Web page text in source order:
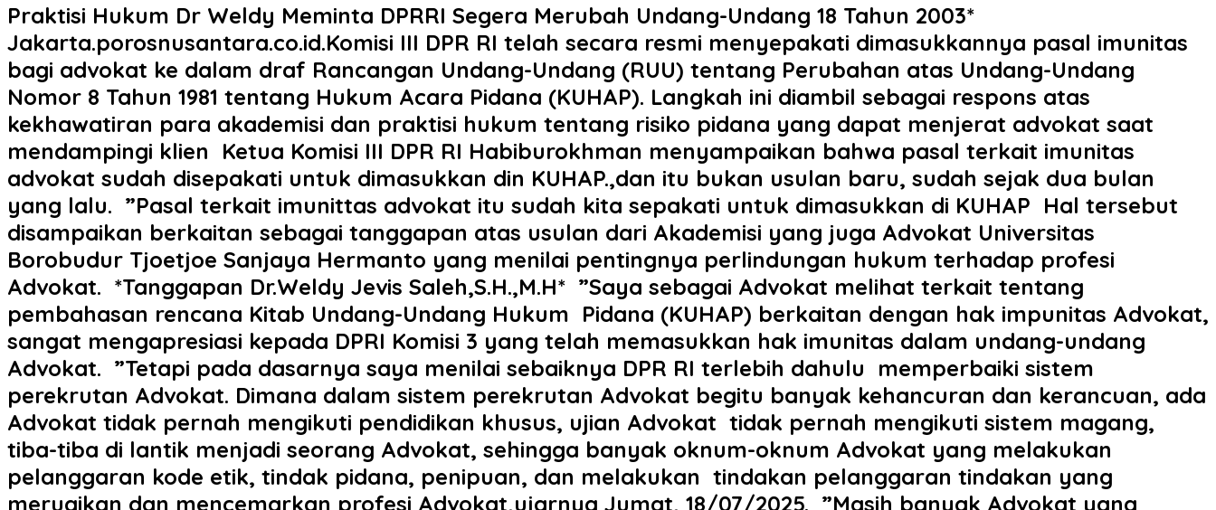
Praktisi Hukum Dr Weldy Meminta DPRRI Segera Merubah Undang-Undang 18 Tahun 2003* ‎ ‎ ‎ ‎
‎Jakarta.porosnusantara.co.id.Komisi III DPR RI telah secara resmi menyepakati dimasukkannya pasal imunitas
bagi advokat ke dalam draf Rancangan Undang-Undang (RUU) tentang Perubahan atas Undang-Undang
Nomor 8 Tahun 1981 tentang Hukum Acara Pidana (KUHAP). Langkah ini diambil sebagai respons atas
kekhawatiran para akademisi dan praktisi hukum tentang risiko pidana yang dapat menjerat advokat saat
mendampingi klien ‎ ‎Ketua Komisi III DPR RI Habiburokhman menyampaikan bahwa pasal terkait imunitas
advokat sudah disepakati untuk dimasukkan din KUHAP.,dan itu bukan usulan baru, sudah sejak dua bulan
yang lalu. ‎ ‎”Pasal terkait imunittas advokat itu sudah kita sepakati untuk dimasukkan di KUHAP ‎ ‎Hal tersebut
disampaikan berkaitan sebagai tanggapan atas usulan dari Akademisi yang juga Advokat Universitas
Borobudur Tjoetjoe Sanjaya Hermanto yang menilai pentingnya perlindungan hukum terhadap profesi
Advokat. ‎ ‎*Tanggapan Dr.Weldy Jevis Saleh,S.H.,M.H* ‎ ‎”Saya sebagai Advokat melihat terkait tentang
pembahasan rencana Kitab Undang-Undang Hukum Pidana (KUHAP) berkaitan dengan hak impunitas Advokat,
sangat mengapresiasi kepada DPRI Komisi 3 yang telah memasukkan hak imunitas dalam undang-undang
Advokat. ‎ ‎”Tetapi pada dasarnya saya menilai sebaiknya DPR RI terlebih dahulu memperbaiki sistem
perekrutan Advokat. Dimana dalam sistem perekrutan Advokat begitu banyak kehancuran dan kerancuan, ada
Advokat tidak pernah mengikuti pendidikan khusus, ujian Advokat tidak pernah mengikuti sistem magang,
tiba-tiba di lantik menjadi seorang Advokat, sehingga banyak oknum-oknum Advokat yang melakukan
pelanggaran kode etik, tindak pidana, penipuan, dan melakukan tindakan pelanggaran tindakan yang
merugikan dan mencemarkan profesi Advokat,ujarnya Jumat, 18/07/2025. ‎ ‎”Masih banyak Advokat yang